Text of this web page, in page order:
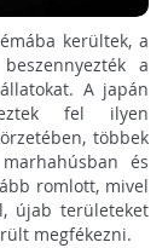
kerültek, a
a
A japán
fel ilyen
többek
és
romlott, mivel
újab területeket
megfékezni.